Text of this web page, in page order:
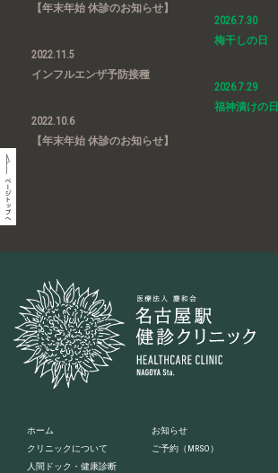
【年末年始 休診のお知らせ】
2022.11.5
インフルエンザ予防接種
2022.10.6
【年末年始 休診のお知らせ】
2026.7.30
梅干しの日
2026.7.29
福神漬けの日
ホーム
クリニックについて
人間ドック・健康診断
お知らせ
ご予約 （MRSO）